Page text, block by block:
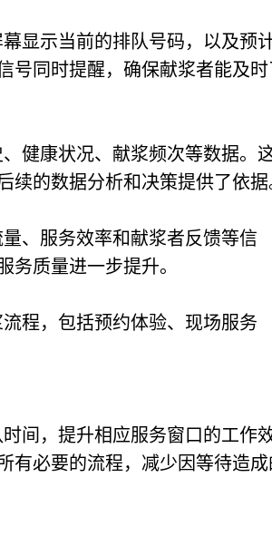
显示当前的排队号码，以及预
号同时提醒，确保献浆者能及时
健康状况、献浆频次等数据。
的数据分析和决策提供了依据
、服务效率和献浆者反馈等信
务质量进一步提升。
程，包括预约体验、现场服务
间，提升相应服务窗口的工作
有必要的流程，减少因等待造成